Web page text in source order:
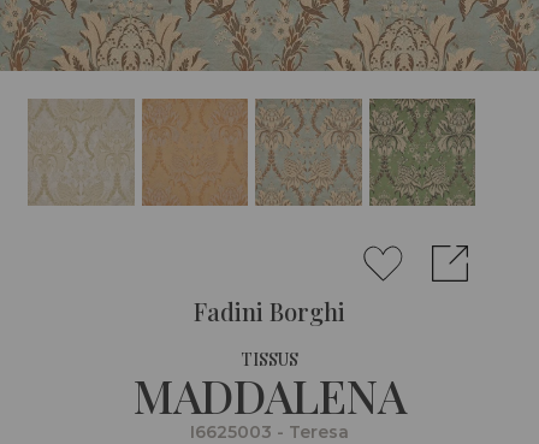
Fadini Borghi
TISSUS
MADDALENA
I6625003 - Teresa